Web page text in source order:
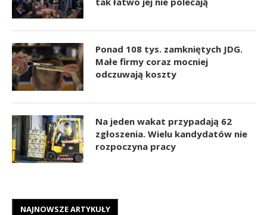
Ponad 108 tys. zamkniętych JDG.
Małe firmy coraz mocniej
odczuwają koszty
Na jeden wakat przypadają 62
zgłoszenia. Wielu kandydatów nie
rozpoczyna pracy
NAJNOWSZE ARTYKUŁY